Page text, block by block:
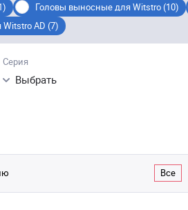
Головы выносные для Witstro (10)
AD (7)
Серия
Выбрать
Все